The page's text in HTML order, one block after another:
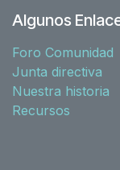
Algunos
Foro Comunidad
Junta directiva
Nuestra historia
Recursos